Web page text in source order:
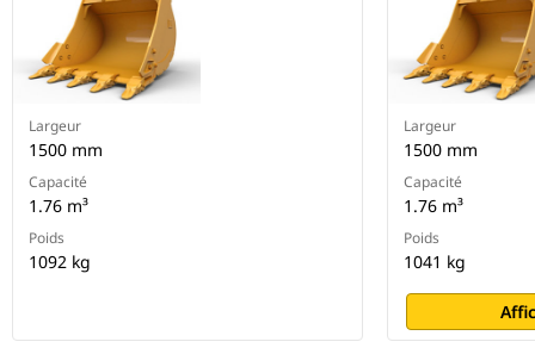
Largeur
1500 mm
Capacité
1.76 m³
Poids
1092 kg
Largeur
1500 mm
Capacité
1.76 m³
Poids
1041 kg